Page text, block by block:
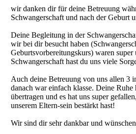
wir danken dir für deine Betreuung
Schwangerschaft und nach der Geburt
Deine Begleitung in der
wir bei dir besucht haben
Geburtsvorbereitungskur­s)­ waren super
Schwangerschaft hast du uns viele
Auch deine Betreuung von uns allen 3
danach war einfach klasse. Deine Ruhe
übertragen und es hat uns super
unserem Eltern-sein bestärkt hast!
Wir sind dir sehr dankbar und